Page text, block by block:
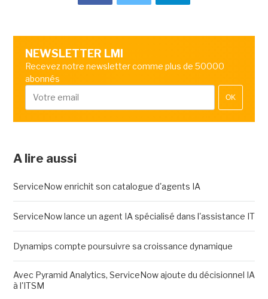
NEWSLETTER LMI
Recevez notre newsletter comme plus de 50000
abonnés
OK
A lire aussi
ServiceNow enrichit son catalogue d'agents IA
ServiceNow lance un agent IA spécialisé dans l'assistance IT
Dynamips compte poursuivre sa croissance dynamique
Avec Pyramid Analytics, ServiceNow ajoute du décisionnel IA
à l'ITSM